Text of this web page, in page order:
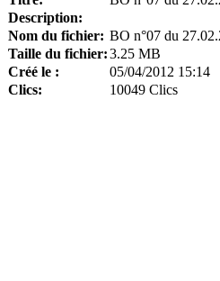
Description:
Nom du fichier: BO n°07 du
Taille du fichier:3.25 MB
Créé le :
05/04/2012 15:14
Clics:
10049 Clics